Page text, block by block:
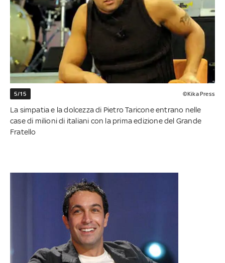
5/15 ©Kika Press
La simpatia e la dolcezza di Pietro Taricone entrano nelle
case di milioni di italiani con la prima edizione del Grande
Fratello